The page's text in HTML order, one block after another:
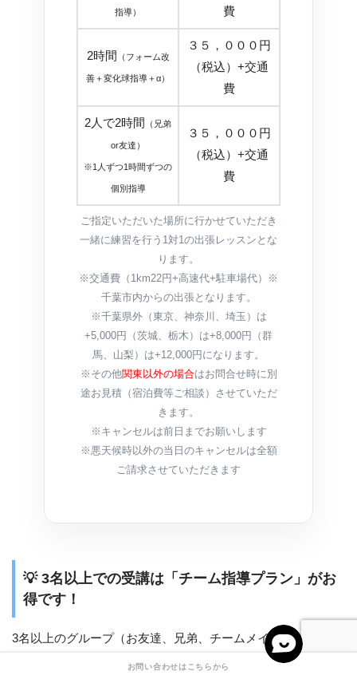
指導）
費
2時間 （フォーム改
善＋変化球指導＋α）
３５，０００円
（税込）+交通
費
2人で2時間 （兄弟
or友達）
※1人ずつ1時間ずつの
個別指導
３５，０００円
（税込）+交通
費
ご指定いただいた場所に行かせていただき
一緒に練習を行う1対1の出張レッスンとな
ります。
※交通費（1km22円+高速代+駐車場代）※
千葉市内からの出張となります。
※千葉県外（東京、神奈川、埼玉）は
+5,000円（茨城、栃木）は+8,000円（群
馬、山梨）は+12,000円になります。
※その他関東以外の場合はお問合せ時に別
途お見積（宿泊費等ご相談）させていただ
きます。
※キャンセルは前日までお願いします
※悪天候時以外の当日のキャンセルは全額
ご請求させていただきます
💡 3名以上での受講は「チーム指導プラン」がお
得です！
3名以上のグループ（お友達、兄弟、チームメイト等）で受講
される場合は、個別枠を人数分予約するよりも、こちらの
お問い合わせはこちらから